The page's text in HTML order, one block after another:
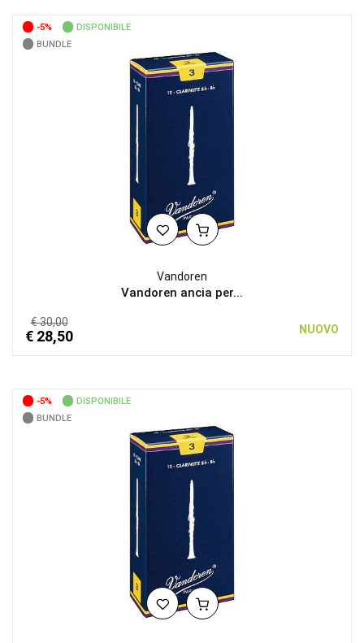
-5%
DISPONIBILE
BUNDLE
Vandoren
Vandoren ancia per...
€ 30,00
€ 28,50 NUOVO
-5%
DISPONIBILE
BUNDLE